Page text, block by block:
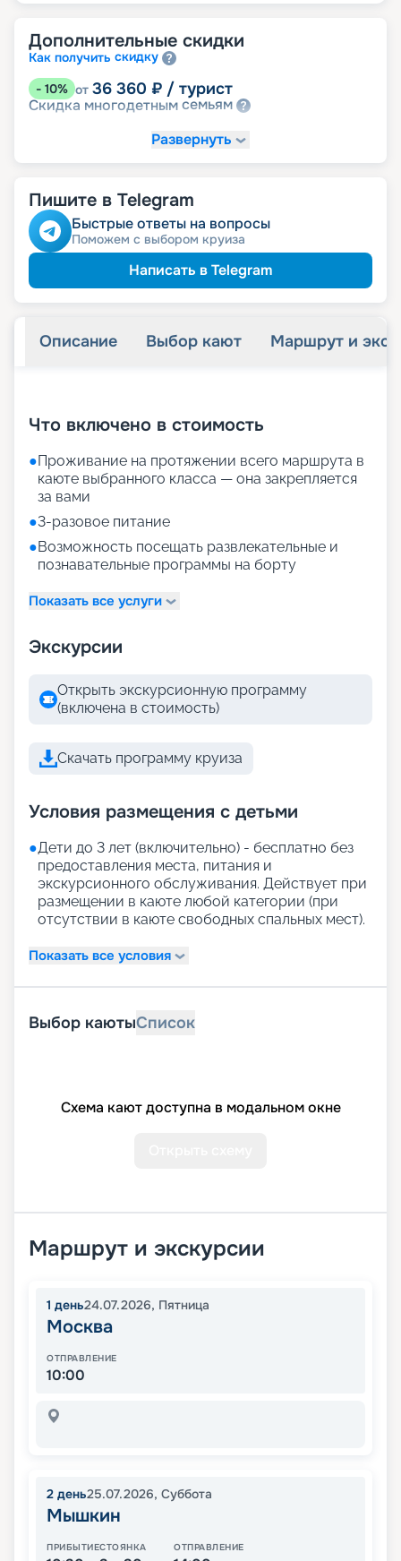
Дополнительные скидки
Как получить скидку
- 10% от 36 360 ₽ / турист
Скидка многодетнымсемьям
Развернуть
Пишите в Telegram
Быстрые ответы на вопросы
Поможем с выбором круиза
Написать в Telegram
Описание Выбор кают Маршрут и
Что включено в стоимость
●Проживание на протяжении всего маршрута в
каюте выбранного класса — она закрепляется
за вами
●3-разовое питание
●Возможность посещать развлекательные и
познавательные программы на борту
Показать все услуги
Экскурсии
Открыть экскурсионную программу
(включена в стоимость)
Скачать программу круиза
Условия размещения с детьми
●Дети до 3 лет (включительно) - бесплатно без
предоставления места, питания и
экскурсионного обслуживания. Действует при
размещении в каюте любой категории (при
отсутствии в каюте свободных спальных мест).
Показать все условия
Выбор каютыСписок
Схема кают доступна в модальном окне
Маршрут и экскурсии
1 день24.07.2026, Пятница
Москва
ОТПРАВЛЕНИЕ
10:00
2 день25.07.2026, Суббота
Мышкин
ПРИБЫТИЕСТОЯНКА ОТПРАВЛЕНИЕ